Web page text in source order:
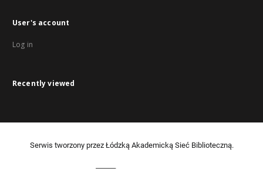
User's account
Log in
Recently viewed
Serwis tworzony przez Łódzką Akademicką Sieć Biblioteczną.